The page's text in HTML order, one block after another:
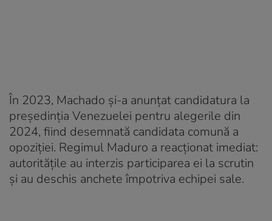
În 2023, Machado și-a anunțat candidatura la
președinția Venezuelei pentru alegerile din
2024, fiind desemnată candidata comună a
opoziției. Regimul Maduro a reacționat imediat:
autoritățile au interzis participarea ei la scrutin
și au deschis anchete împotriva echipei sale.